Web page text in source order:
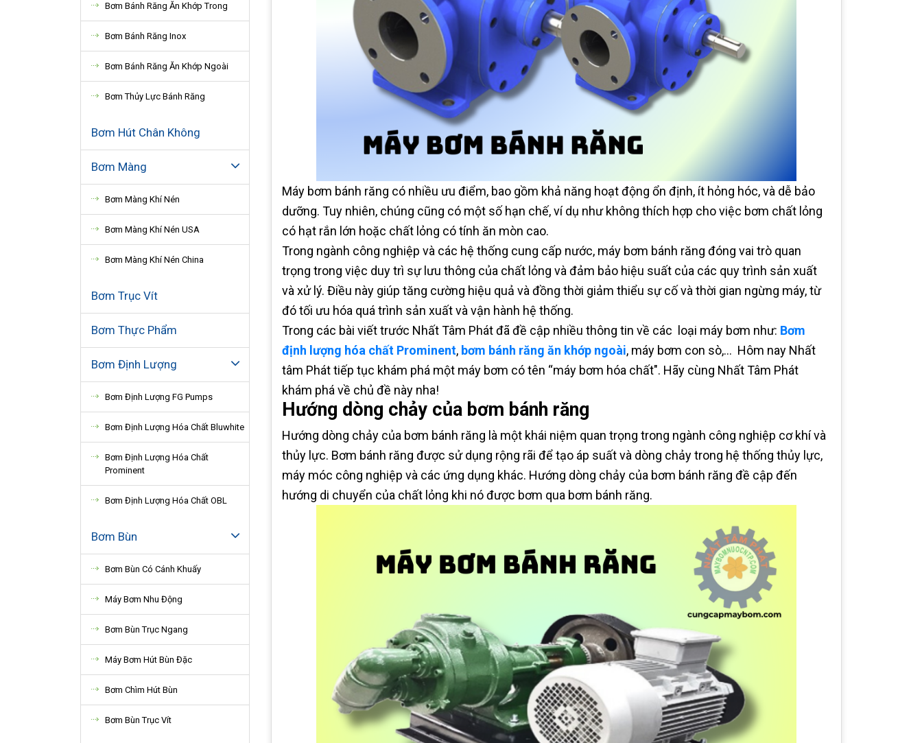
Bơm Bánh Răng Ăn Khớp Trong
Bơm Bánh Răng Inox
Bơm Bánh Răng Ăn Khớp Ngoài
Bơm Thủy Lực Bánh Răng
Bơm Hút Chân Không
Bơm Màng
Bơm Màng Khí Nén
Bơm Màng Khí Nén USA
Bơm Màng Khí Nén China
Bơm Trục Vít
Bơm Thực Phẩm
Bơm Định Lượng
Bơm Định Lượng FG Pumps
Bơm Định Lượng Hóa Chất Bluwhite
Bơm Định Lượng Hóa Chất
Prominent
Bơm Định Lượng Hóa Chất OBL
Bơm Bùn
Bơm Bùn Có Cánh Khuấy
Máy Bơm Nhu Động
Bơm Bùn Trục Ngang
Máy Bơm Hút Bùn Đặc
Bơm Chìm Hút Bùn
Bơm Bùn Trục Vít
Máy bơm bánh răng có nhiều ưu điểm, bao gồm khả năng hoạt động ổn định, ít hỏng hóc, và dễ bảo
dưỡng. Tuy nhiên, chúng cũng có một số hạn chế, ví dụ như không thích hợp cho việc bơm chất lỏng
có hạt rắn lớn hoặc chất lỏng có tính ăn mòn cao.
Trong ngành công nghiệp và các hệ thống cung cấp nước, máy bơm bánh răng đóng vai trò quan
trọng trong việc duy trì sự lưu thông của chất lỏng và đảm bảo hiệu suất của các quy trình sản xuất
và xử lý. Điều này giúp tăng cường hiệu quả và đồng thời giảm thiểu sự cố và thời gian ngừng máy, từ
đó tối ưu hóa quá trình sản xuất và vận hành hệ thống.
Trong các bài viết trước Nhất Tâm Phát đã đề cập nhiều thông tin về các loại máy bơm như: Bơm
định lượng hóa chất Prominent, bơm bánh răng ăn khớp ngoài, máy bơm con sò,... Hôm nay Nhất
tâm Phát tiếp tục khám phá một máy bơm có tên “máy bơm hóa chất". Hãy cùng Nhất Tâm Phát
khám phá về chủ đề này nha!
Hướng dòng chảy của bơm bánh răng
Hướng dòng chảy của bơm bánh răng là một khái niệm quan trọng trong ngành công nghiệp cơ khí và
thủy lực. Bơm bánh răng được sử dụng rộng rãi để tạo áp suất và dòng chảy trong hệ thống thủy lực,
máy móc công nghiệp và các ứng dụng khác. Hướng dòng chảy của bơm bánh răng đề cập đến
hướng di chuyển của chất lỏng khi nó được bơm qua bơm bánh răng.